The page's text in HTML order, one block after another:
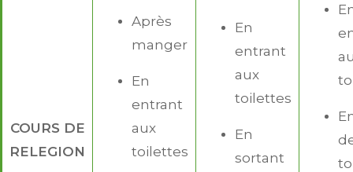
COURS DE
RELEGION
Après
manger
En
entrant
aux
toilettes
En
entrant
aux
toilettes
En
sortant